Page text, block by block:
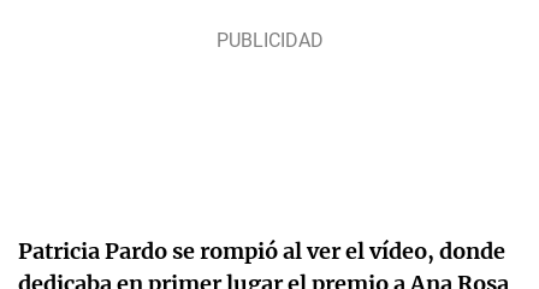
Patricia Pardo se rompió al ver el vídeo, donde